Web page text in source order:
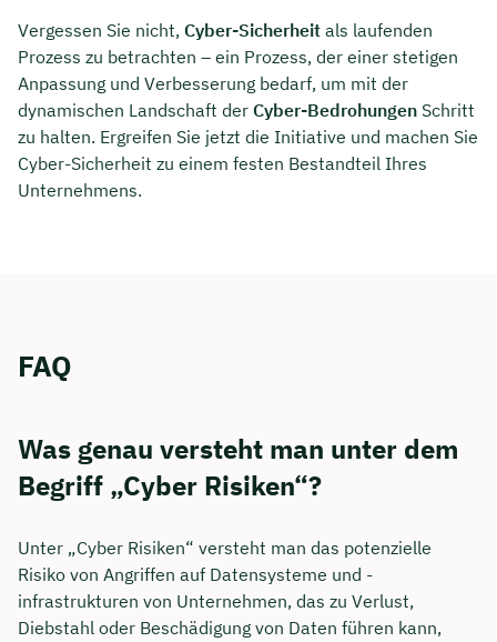
Vergessen Sie nicht, Cyber-Sicherheit als laufenden
Prozess zu betrachten – ein Prozess, der einer stetigen
Anpassung und Verbesserung bedarf, um mit der
dynamischen Landschaft der Cyber-Bedrohungen Schritt
zu halten. Ergreifen Sie jetzt die Initiative und machen Sie
Cyber-Sicherheit zu einem festen Bestandteil Ihres
Unternehmens.
FAQ
Was genau versteht man unter dem
Begriff „Cyber Risiken“?
Unter „Cyber Risiken“ versteht man das potenzielle
Risiko von Angriffen auf Datensysteme und -
infrastrukturen von Unternehmen, das zu Verlust,
Diebstahl oder Beschädigung von Daten führen kann,